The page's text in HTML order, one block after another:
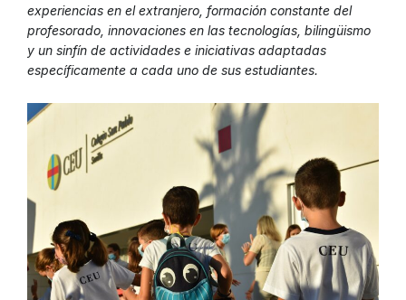
experiencias en el extranjero, formación constante del
profesorado, innovaciones en las tecnologías, bilingüismo
y un sinfín de actividades e iniciativas adaptadas
específicamente a cada uno de sus estudiantes.